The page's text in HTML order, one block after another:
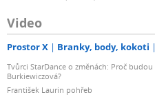
Video
Prostor X Branky, body, kokoti
Tvůrci StarDance o změnách: Proč
Burkiewiczová?
František Laurin pohřeb